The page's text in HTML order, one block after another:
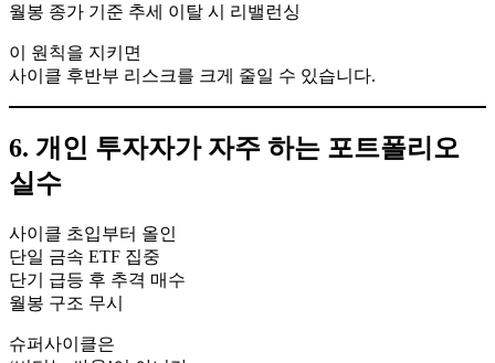
월봉 종가 기준 추세 이탈 시 리밸런싱
이 원칙을 지키면
사이클 후반부 리스크를 크게 줄일 수 있습니다.
6. 개인 투자자가 자주 하는 포트폴리오
실수
사이클 초입부터 올인
단일 금속 ETF 집중
단기 급등 후 추격 매수
월봉 구조 무시
슈퍼사이클은